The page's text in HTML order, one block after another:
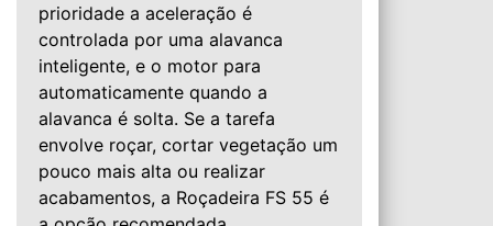
prioridade a aceleração é
controlada por uma alavanca
inteligente, e o motor para
automaticamente quando a
alavanca é solta. Se a tarefa
envolve roçar, cortar vegetação um
pouco mais alta ou realizar
acabamentos, a Roçadeira FS 55 é